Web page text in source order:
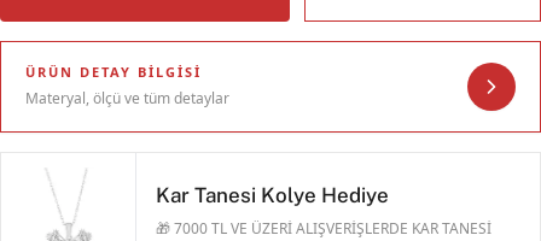
ÜRÜN DETAY BILGISI
Materyal, ölçü ve tüm detaylar
Kar Tanesi Kolye Hediye
🎁 7000 TL VE ÜZERİ ALIŞVERİŞLERDE KAR TANESİ